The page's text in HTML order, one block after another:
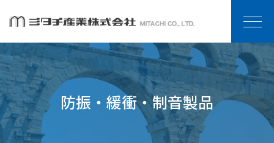
防振・緩衝・制音製品